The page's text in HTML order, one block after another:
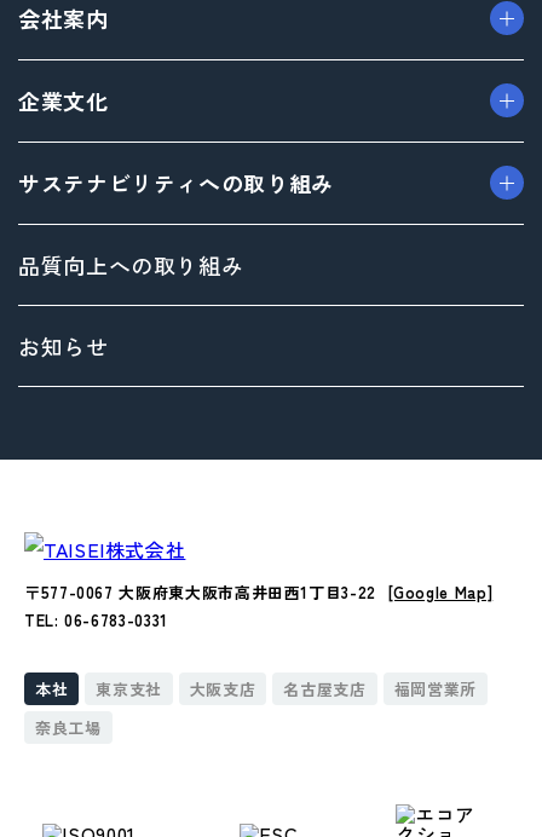
> プロダクト事業
> デザイン事業
> マテリアル事業
> ブランド事業
会社案内
> フィロソフィ
> 企業概要
> 沿革
> 方針
> 拠点情報
企業文化
> 社内イベント・研修・福利厚生
サステナビリティへの取り組み
サステナビリティ基本方針
Environment（環境）への取り組み
Social（社会）への取り組み
品質向上への取り組み
お知らせ
〒577-0067 大阪府東大阪市高井田西1丁目3-22 [Google Map]
TEL: 06-6783-0331
本社 東京支社 大阪支店 名古屋支店
福岡営業所
奈良工場